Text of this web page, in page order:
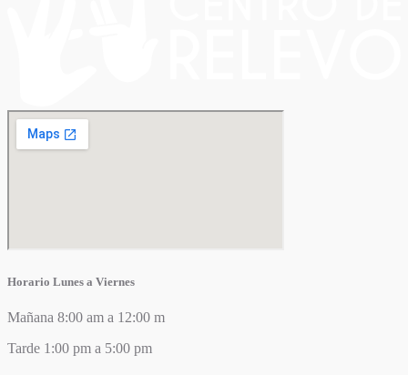
Horario Lunes a Viernes
Mañana 8:00 am a 12:00 m
Tarde 1:00 pm a 5:00 pm